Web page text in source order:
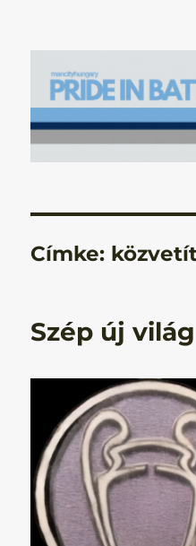
Manchester
Battle
Címke:
Szép új